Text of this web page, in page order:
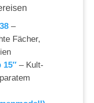
–
Fächer,
– Kult-